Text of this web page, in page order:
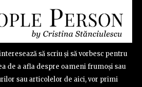
să scriu și să vorbesc pentru
de a afla despre oameni frumoși sau
sau articolelor de aici, vor primi